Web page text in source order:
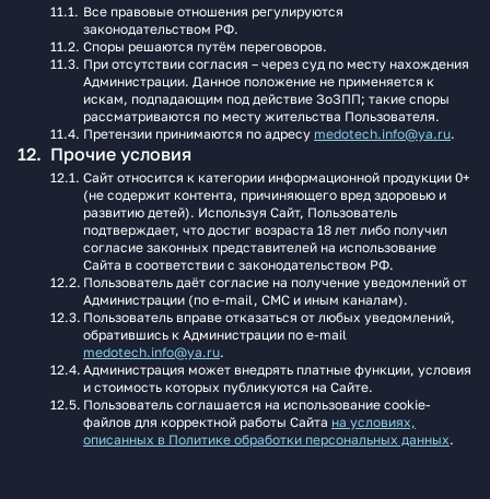
Все правовые отношения регулируются
законодательством РФ.
Споры решаются путём переговоров.
При отсутствии согласия – через суд по месту нахождения
Администрации. Данное положение не применяется к
искам, подпадающим под действие ЗоЗПП; такие споры
рассматриваются по месту жительства Пользователя.
Претензии принимаются по адресу medotech.info@ya.ru.
Прочие условия
Сайт относится к категории информационной продукции 0+
(не содержит контента, причиняющего вред здоровью и
развитию детей). Используя Сайт, Пользователь
подтверждает, что достиг возраста 18 лет либо получил
согласие законных представителей на использование
Сайта в соответствии с законодательством РФ.
Пользователь даёт согласие на получение уведомлений от
Администрации (по e-mail, СМС и иным каналам).
Пользователь вправе отказаться от любых уведомлений,
обратившись к Администрации по e-mail
medotech.info@ya.ru.
Администрация может внедрять платные функции, условия
и стоимость которых публикуются на Сайте.
Пользователь соглашается на использование cookie-
файлов для корректной работы Сайта на условиях,
описанных в Политике обработки персональных данных.